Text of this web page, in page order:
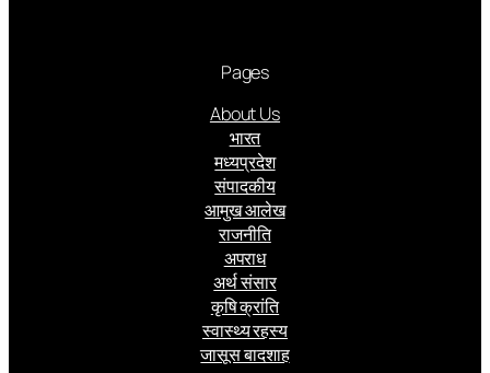
Pages
About Us
भारत
मध्यप्रदेश
संपादकीय
आमुख आलेख
राजनीति
अपराध
अर्थ संसार
कृषि क्रांति
स्वास्थ्य रहस्य
जासूस बादशाह